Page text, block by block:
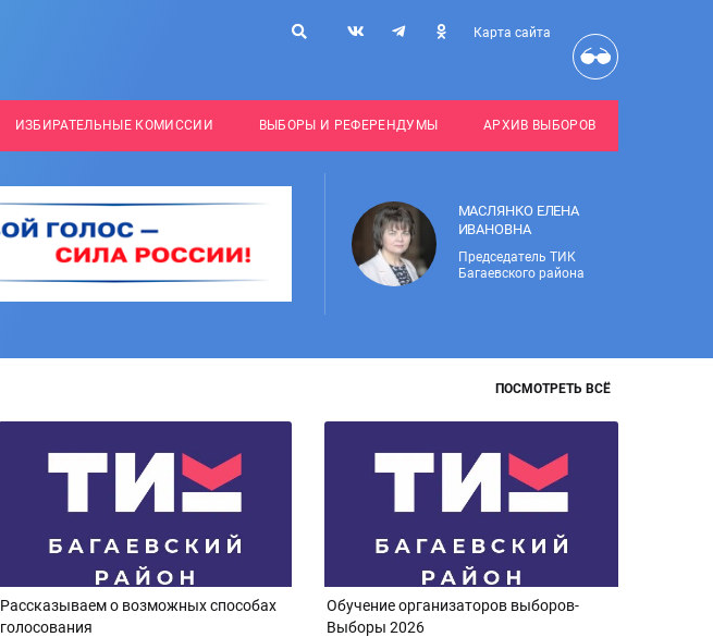
Карта сайта
ИЗБИРАТЕЛЬНЫЕ КОМИССИИ ВЫБОРЫ И РЕФЕРЕНДУМЫ АРХИВ ВЫБОРОВ
МАСЛЯНКО ЕЛЕНА
ИВАНОВНА
Председатель ТИК
Багаевского района
ПОСМОТРЕТЬ ВСЁ
Рассказываем о возможных способах
голосования
Обучение организаторов выборов-
Выборы 2026